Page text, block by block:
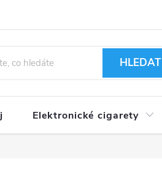
HLEDAT
Elektronické cigarety